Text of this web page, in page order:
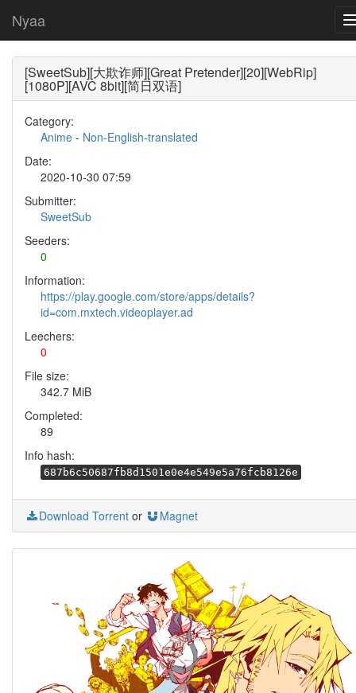
Nyaa
[SweetSub][大欺诈师][Great Pretender][20][WebRip]
[1080P][AVC 8bit][简日双语]
Category:
Anime - Non-English-translated
Date:
2020-10-30 07:59
Submitter:
SweetSub
Seeders:
0
Information:
https://play.google.com/store/apps/details?
id=com.mxtech.videoplayer.ad
Leechers:
0
File size:
342.7 MiB
Completed:
89
Info hash:
687b6c50687fb8d1501e0e4e549e5a76fcb8126e
Download Torrent or Magnet